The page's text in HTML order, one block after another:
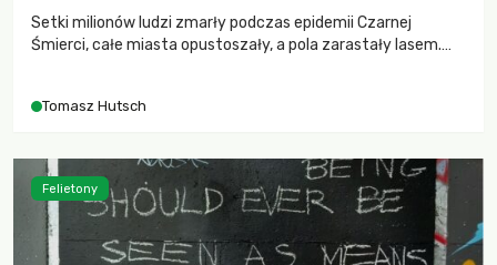
Setki milionów ludzi zmarły podczas epidemii Czarnej
Śmierci, całe miasta opustoszały, a pola zarastały lasem.
największych katastrof w swoich dziejach.
Tomasz Hutsch
Felietony